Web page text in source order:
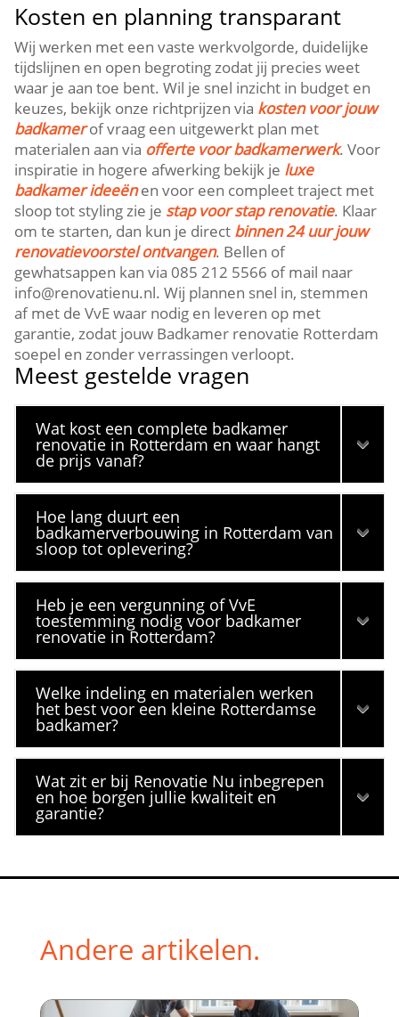
Kosten en planning transparant
Wij werken met een vaste werkvolgorde, duidelijke
tijdslijnen en open begroting zodat jij precies weet
waar je aan toe bent.​ Wil je snel inzicht in budget en
keuzes, bekijk onze richtprijzen via kosten voor jouw
badkamerof vraag een uitgewerkt plan met
materialen aan via offerte voor badkamerwerk.​ Voor
inspiratie in hogere afwerking bekijk je luxe
badkamer ideeënen voor een compleet traject met
sloop tot styling zie je stap voor stap renovatie.​ Klaar
om te starten, dan kun je direct binnen 24 uur jouw
renovatievoorstel ontvangen.​ Bellen of
gewhatsappen kan via 085 212 5566 of mail naar
info@renovatienu.​nl.​ Wij plannen snel in, stemmen
af met de VvE waar nodig en leveren op met
garantie, zodat jouw Badkamer renovatie Rotterdam
soepel en zonder verrassingen verloopt.​
Meest gestelde vragen
Wat kost een complete badkamer
renovatie in Rotterdam en waar hangt
de prijs vanaf?
Hoe lang duurt een
badkamerverbouwing in Rotterdam van
sloop tot oplevering?
Heb je een vergunning of VvE
toestemming nodig voor badkamer
renovatie in Rotterdam?
Welke indeling en materialen werken
het best voor een kleine Rotterdamse
badkamer?
Wat zit er bij Renovatie Nu inbegrepen
en hoe borgen jullie kwaliteit en
garantie?
Andere artikelen.